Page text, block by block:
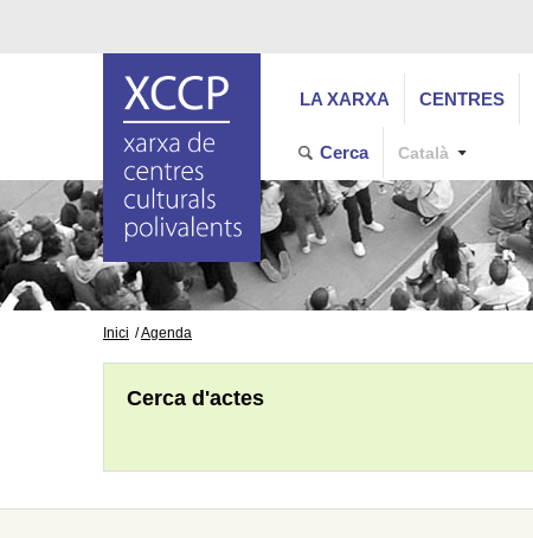
LA XARXA CENTRES
Cerca Català
Inici Agenda
Cerca d'actes